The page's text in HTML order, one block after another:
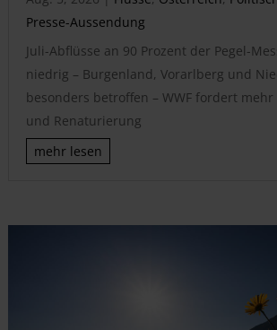
Presse-Aussendung
Juli-Abflüsse an 90 Prozent der Pegel-
niedrig – Burgenland, Vorarlberg und
besonders betroffen – WWF fordert mehr
und Renaturierung
mehr lesen